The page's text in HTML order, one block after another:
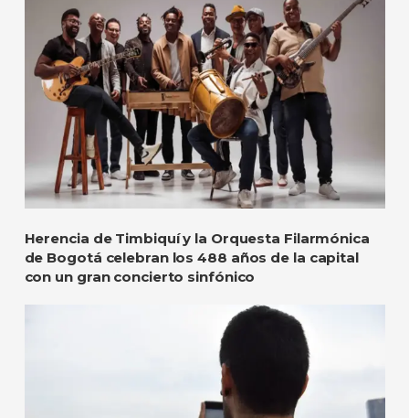
Herencia de Timbiquí y la Orquesta Filarmónica
de Bogotá celebran los 488 años de la capital
con un gran concierto sinfónico